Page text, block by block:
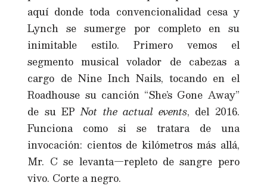
aquí donde toda convencionalidad cesa y
Lynch se sumerge por completo en su
inimitable estilo. Primero vemos el
segmento musical volador de cabezas a
cargo de Nine Inch Nails, tocando en el
Roadhouse su canción “She’s Gone Away”
de su EPNot the actual events, del 2016.
Funciona como si se tratara de una
invocación: cientos de kilómetros más allá,
Mr. C se levanta—repleto de sangre pero
vivo. Corte a negro.